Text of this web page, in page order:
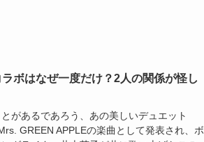
ボはなぜ一度だけ？2人の関係が怪し
があるであろう、あの美しいデュエット
GREEN APPLEの楽曲として発表され、